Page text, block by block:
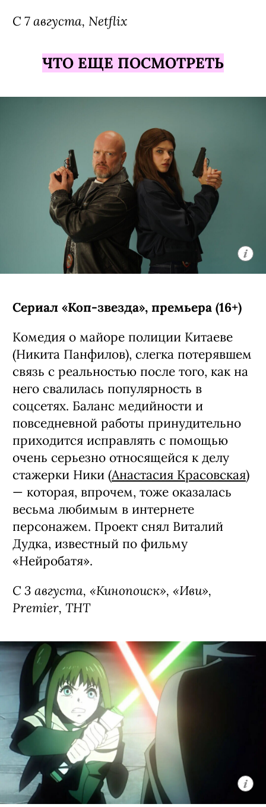
С 7 августа, Netflix
ЧТО ЕЩЕ ПОСМОТРЕТЬ
Сериал «Коп-звезда», премьера (16+)
Комедия о майоре полиции Китаеве
(Никита Панфилов), слегка потерявшем
связь с реальностью после того, как на
него свалилась популярность в
соцсетях. Баланс медийности и
повседневной работы принудительно
приходится исправлять с помощью
очень серьезно относящейся к делу
стажерки Ники (Анастасия Красовская)
— которая, впрочем, тоже оказалась
весьма любимым в интернете
персонажем. Проект снял Виталий
Дудка, известный по фильму
«Нейробатя».
С 3 августа, «Кинопоиск», «Иви»,
Premier, ТНТ